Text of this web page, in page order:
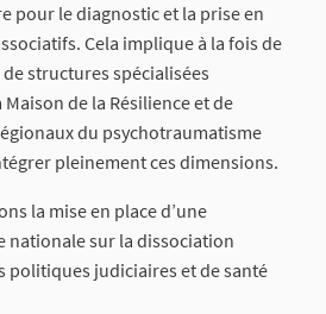
pour le diagnostic et la prise en
Cela implique à la fois de
structures spécialisées
de la Résilience et de
du psychotraumatisme
pleinement ces dimensions.
la mise en place d’une
nationale sur la dissociation
politiques judiciaires et de santé